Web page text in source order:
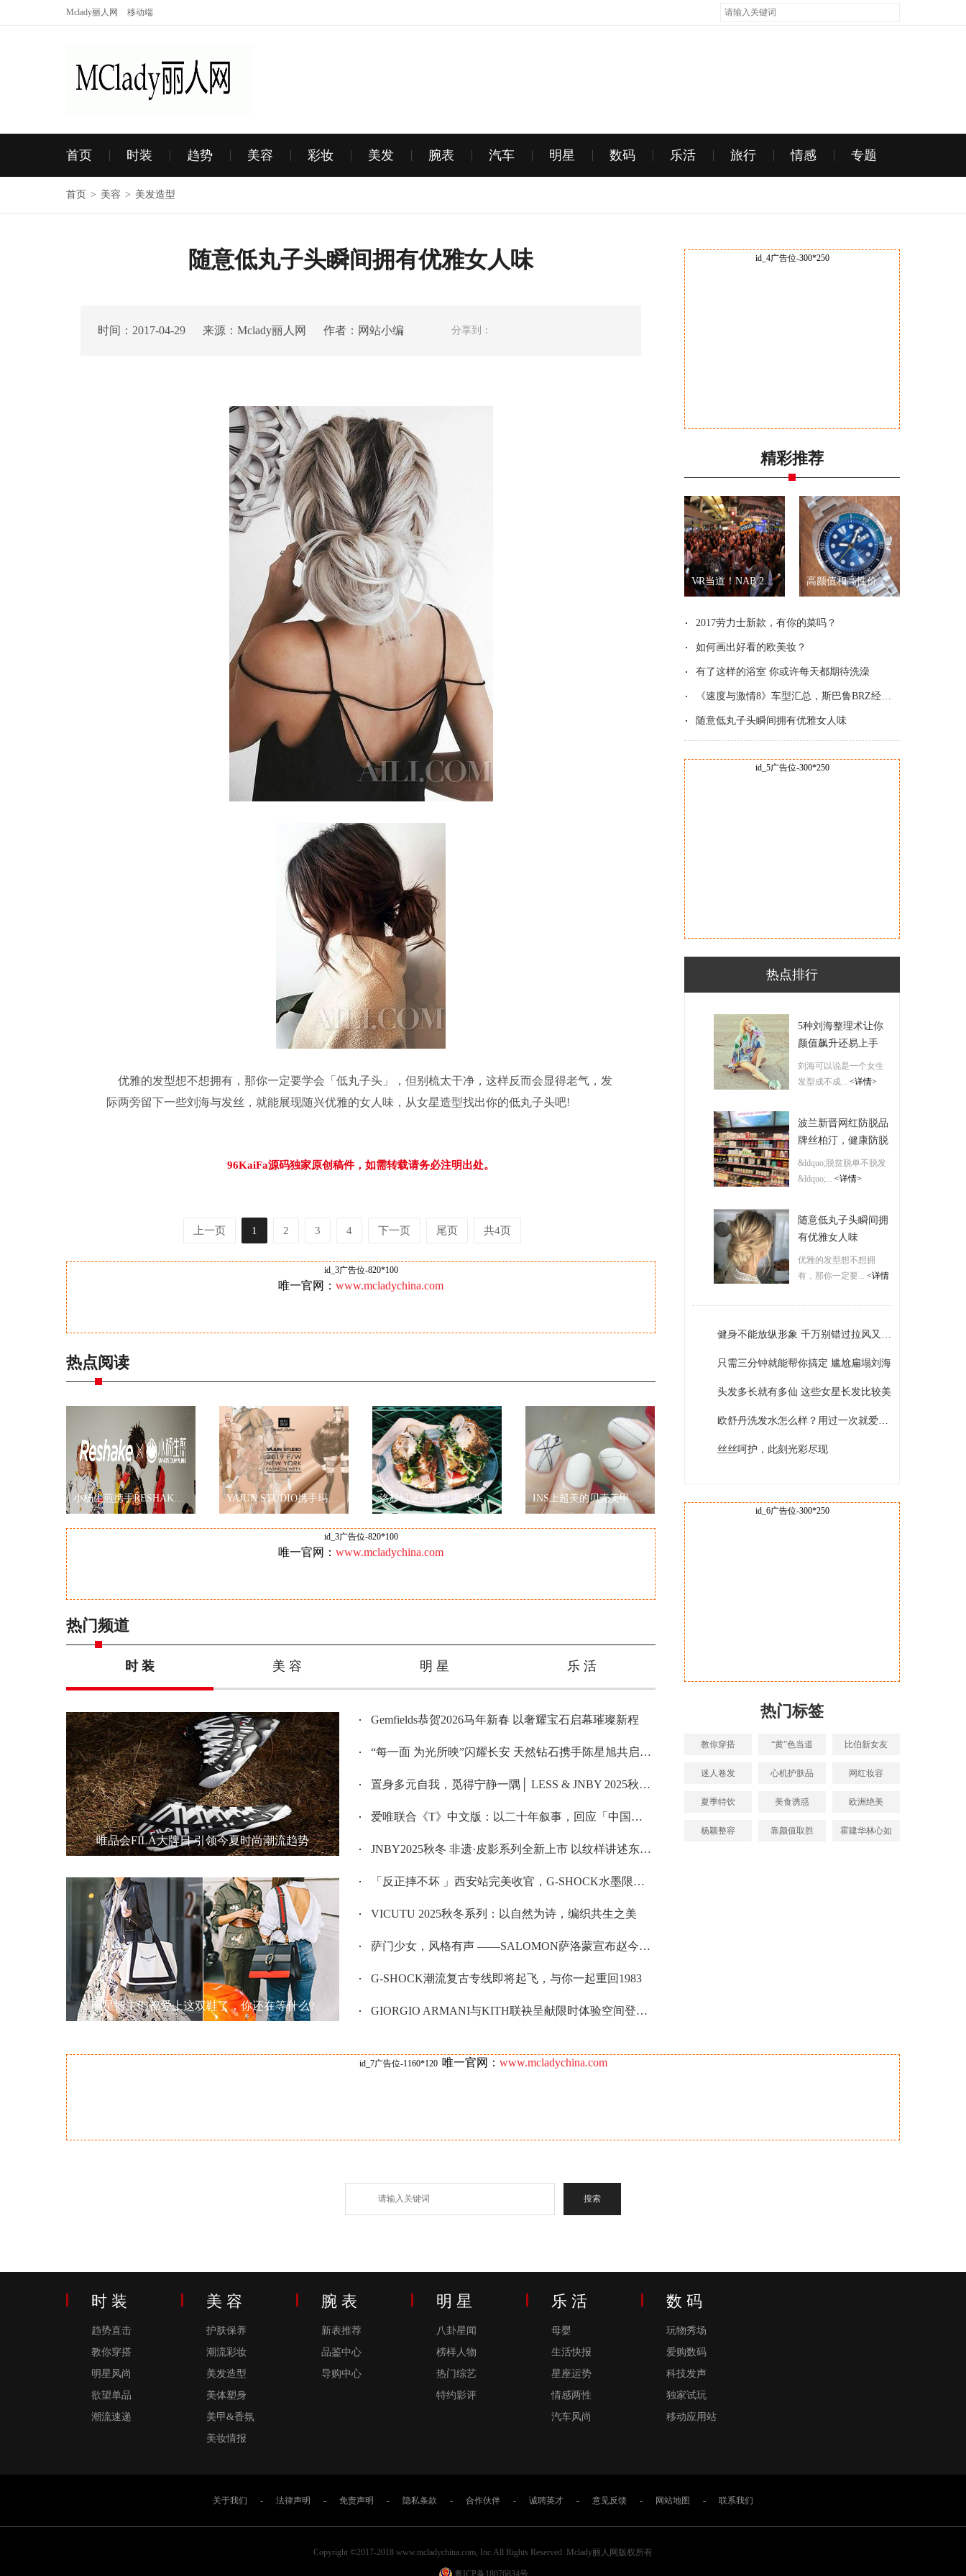
Mclady丽人网 移动端
首页 时装 趋势 美容 彩妆 美发 腕表 汽车 明星 数码 乐活 旅行 情感 专题
首页 > 美容 > 美发造型
随意低丸子头瞬间拥有优雅女人味
时间：2017-04-29 来源：Mclady丽人网 作者：网站小编 分享到：
优雅的发型想不想拥有，那你一定要学会「低丸子头」，但别梳太干净，这样反而会显得老气，发
际两旁留下一些刘海与发丝，就能展现随兴优雅的女人味，从女星造型找出你的低丸子头吧!
96KaiFa源码独家原创稿件，如需转载请务必注明出处。
上一页 1 2 3 4 下一页 尾页 共4页
id_3广告位-820*100
唯一官网： www.mcladychina.com
热点阅读
小杨生煎携手RESHAKE耀眼伦敦时装周，再现海派文化 YAJUN STUDIO携手玛丽黛佳色彩工作室2019秋冬纽约时装周玩转跨界 洛杉矶这些面包店 来头可真的不小 INS上超美的贝壳美甲 诠释“Less is more”
id_3广告位-820*100
唯一官网： www.mcladychina.com
热门频道
时 装 美 容 明 星 乐 活
唯品会FILA大牌日 引领今夏时尚潮流趋势
明星博主们都爱上这双鞋了，你还在等什么?
Gemfields恭贺2026马年新春 以奢耀宝石启幕璀璨新程
“每一面 为光所映”闪耀长安 天然钻石携手陈星旭共启新岁新程
置身多元自我，觅得宁静一隅│ LESS & JNBY 2025秋冬媒体预览会圆满落幕
爱唯联合《T》中文版：以二十年叙事，回应「中国时尚从哪里诞生」
JNBY2025秋冬 非遗·皮影系列全新上市 以纹样讲述东方之美
「反正摔不坏 」西安站完美收官，G-SHOCK水墨限定款引爆街潮!
VICUTU 2025秋冬系列：以自然为诗，编织共生之美
萨门少女，风格有声 ——SALOMON萨洛蒙宣布赵今麦成为户外风尚代言人
G-SHOCK潮流复古专线即将起飞，与你一起重回1983
GIORGIO ARMANI与KITH联袂呈献限时体验空间登陆北京SKP
id_4广告位-300*250
精彩推荐
VR当道！NAB 2017展会全景拍摄新品一览 高颜值和高性价比？就是精工“乌龟”和“武士”
2017劳力士新款，有你的菜吗？
如何画出好看的欧美妆？
有了这样的浴室 你或许每天都期待洗澡
《速度与激情8》车型汇总，斯巴鲁BRZ经典改
随意低丸子头瞬间拥有优雅女人味
id_5广告位-300*250
热点排行
5种刘海整理术让你
颜值飙升还易上手
刘海可以说是一个女生
发型成不成... <详情>
波兰新晋网红防脱品
牌丝柏汀，健康防脱
呵护敏感头皮
&ldquo;脱贫脱单不脱发
&ldquo;... <详情>
随意低丸子头瞬间拥
有优雅女人味
优雅的发型想不想拥
有，那你一定要... <详情
健身不能放纵形象 千万别错过拉风又实用的运动发型
只需三分钟就能帮你搞定 尴尬扁塌刘海
头发多长就有多仙 这些女星长发比较美
欧舒丹洗发水怎么样？用过一次就爱上了！
丝丝呵护，此刻光彩尽现
id_6广告位-300*250
热门标签
教你穿搭 “黄”色当道 比伯新女友
迷人卷发 心机护肤品 网红妆容
夏季特饮 美食诱惑 欧洲绝美
杨颖整容 靠颜值取胜 霍建华林心如
id_7广告位-1160*120 唯一官网： www.mcladychina.com
时 装
趋势直击
教你穿搭
明星风尚
欲望单品
潮流速递
美 容
护肤保养
潮流彩妆
美发造型
美体塑身
美甲&香氛
美妆情报
腕 表
新表推荐
品鉴中心
导购中心
明 星
八卦星闻
榜样人物
热门综艺
特约影评
乐 活
母婴
生活快报
星座运势
情感两性
汽车风尚
数 码
玩物秀场
爱购数码
科技发声
独家试玩
移动应用站
关于我们 - 法律声明 - 免责声明 - 隐私条款 - 合作伙伴 - 诚聘英才 - 意见反馈 - 网站地图 - 联系我们
Copyright ©2017-2018 www.mcladychina.com, Inc.All Rights Reserved. Mclady丽人网版权所有
粤ICP备18076834号